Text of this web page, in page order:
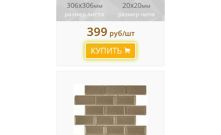
306x306мм
размер листа
20х20мм
размер чипа
399 руб/шт
КУПИТЬ